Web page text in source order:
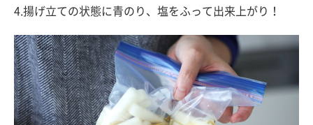
4.揚げ立ての状態に青のり、塩をふって出来上がり！